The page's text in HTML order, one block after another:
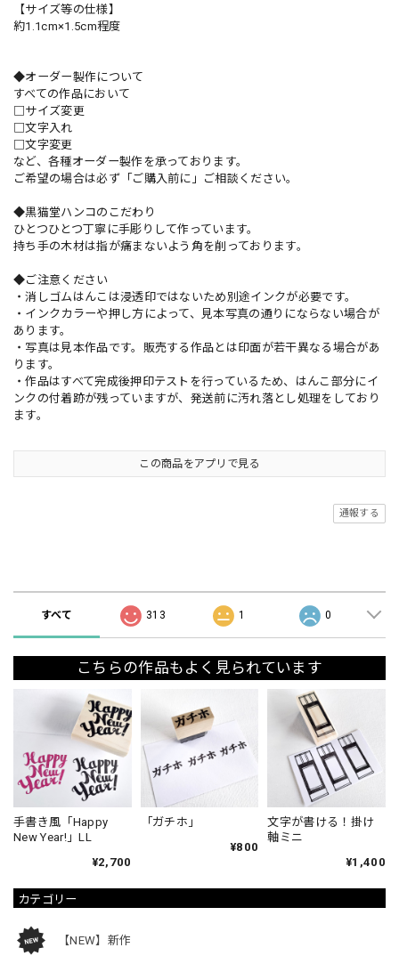
カテゴリー
【NEW】新作
【サイズ等の仕様】
約1.1cm×1.5cm程度
◆オーダー製作について
すべての作品において
□サイズ変更
□文字入れ
□文字変更
など、各種オーダー製作を承っております。
ご希望の場合は必ず「ご購入前に」ご相談ください。
◆黒猫堂ハンコのこだわり
ひとつひとつ丁寧に手彫りして作っています。
持ち手の木材は指が痛まないよう角を削っております。
◆ご注意ください
・消しゴムはんこは浸透印ではないため別途インクが必要です。
・インクカラーや押し方によって、見本写真の通りにならない場合が
あります。
・写真は見本作品です。販売する作品とは印面が若干異なる場合があ
ります。
・作品はすべて完成後押印テストを行っているため、はんこ部分にイ
ンクの付着跡が残っていますが、発送前に汚れ落とし処理をしており
ます。
この商品をアプリで見る
通報する
すべて 313 1 0
こちらの作品もよく見られています
手書き風「Happy
New Year!」LL
¥2,700
「ガチホ」
¥800
文字が書ける！掛け
軸ミニ
¥1,400